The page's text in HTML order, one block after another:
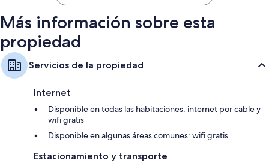
$123
Más información sobre esta
propiedad
Servicios de la propiedad
Internet
Disponible en todas las habitaciones: internet por cable y
wifi gratis
Disponible en algunas áreas comunes: wifi gratis
Estacionamiento y transporte